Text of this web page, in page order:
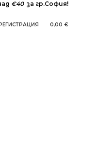
€40за гр.София!
0,00 €